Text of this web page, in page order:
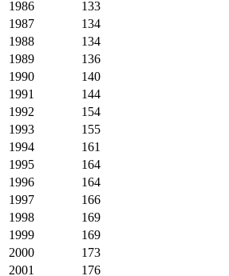
1986
133
1987
134
1988
134
1989
136
1990
140
1991
144
1992
154
1993
155
1994
161
1995
164
1996
164
1997
166
1998
169
1999
169
2000
173
2001
176